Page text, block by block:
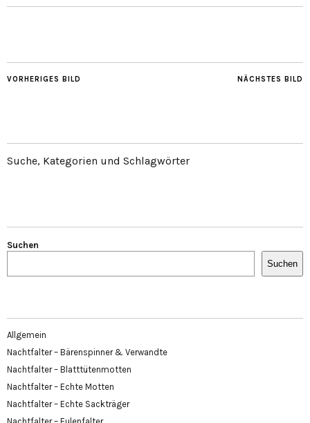
NÄCHSTES BILD
VORHERIGES BILD
Suche, Kategorien und Schlagwörter
Suchen
Suchen
Allgemein
Nachtfalter – Bärenspinner & Verwandte
Nachtfalter – Blatttütenmotten
Nachtfalter – Echte Motten
Nachtfalter – Echte Sackträger